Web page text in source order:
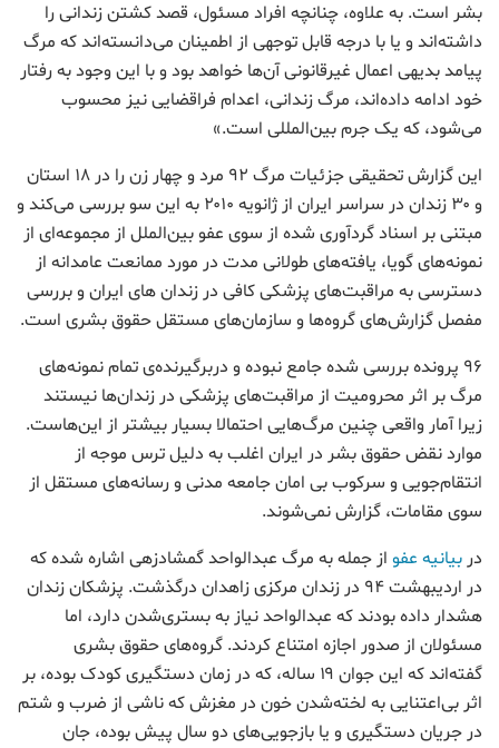
بشر است. به علاوه، چنانچه افراد مسئول، قصد کشتن زندانی را
داشته‌اند و یا با درجه قابل توجهی از اطمینان می‌دانسته‌اند که مرگ
پیامد بدیهی اعمال غیرقانونی آن‌ها خواهد بود و با این وجود به رفتار
خود ادامه داده‌اند، مرگ‌ زندانی، اعدام فراقضایی نیز محسوب
می‌شود، که یک جرم بین‌المللی است.»
این گزارش تحقیقی جزئیات مرگ ۹۲ مرد و چهار زن را در ۱۸ استان
و ۳۰ زندان در سراسر ایران از ژانویه ۲۰۱۰ به این سو بررسی می‌کند و
مبتنی بر اسناد گردآوری شده از سوی عفو بین‌‌الملل از مجموعه‌ای از
نمونه‌های گویا، یافته‌های طولانی مدت در مورد ممانعت عامدانه از
دسترسی به مراقبت‌های پزشکی کافی در زندان های ایران و بررسی
مفصل گزارش‌های گروه‌ها و سازمان‌های مستقل حقوق بشری است.
۹۶ پرونده بررسی شده جامع نبوده و دربرگیرنده‌ی تمام نمونه‌های
مرگ‌ بر اثر محرومیت از مراقبت‌های پزشکی در زندان‌ها نیستند
زیرا آمار واقعی‌ چنین مرگ‌‌هایی احتمالا بسیار بیشتر از این‌هاست.
موارد نقض حقوق بشر در ایران اغلب به دلیل ترس موجه از
انتقام‌جویی و سرکوب بی امان جامعه مدنی و رسانه‌های مستقل از
سوی مقامات، گزارش نمی‌شوند.
در بیانیه عفو از جمله به مرگ عبدالواحد گمشادزهی اشاره شده که
در اردیبهشت ۹۴ در زندان مرکزی زاهدان درگذشت. پزشکان زندان
هشدار داده بودند که عبدالواحد نیاز به بستری‌شدن دارد، اما
مسئولان از صدور اجازه امتناع کردند. گروه‌های حقوق بشری
گفته‌اند که این جوان ۱۹ ساله، که در زمان دستگیری کودک بوده، بر
اثر بی‌اعتنایی به لخته‌شدن خون در مغزش که ناشی از ضرب و شتم
در جریان دستگیری و یا بازجویی‌های دو سال پیش بوده، جان